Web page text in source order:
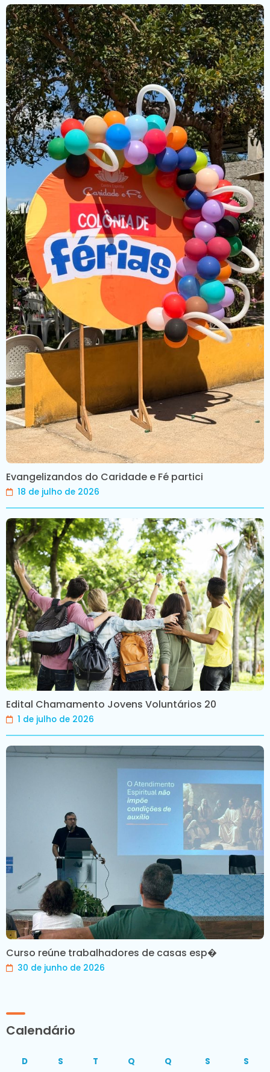
Evangelizandos do Caridade e Fé partici
18 de julho de 2026
Edital Chamamento Jovens Voluntários 20
1 de julho de 2026
Curso reúne trabalhadores de casas esp�
30 de junho de 2026
Calendário
D S T Q Q S S